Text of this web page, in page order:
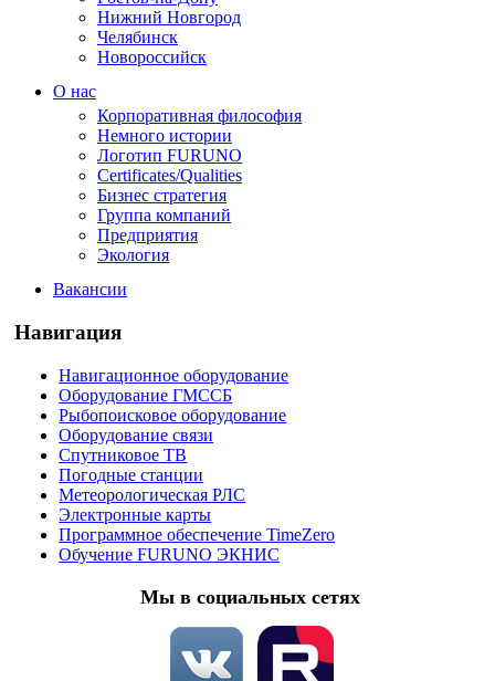
Нижний Новгород
Челябинск
Новороссийск
О нас
Корпоративная философия
Немного истории
Логотип FURUNO
Certificates/Qualities
Бизнес стратегия
Группа компаний
Предприятия
Экология
Вакансии
Навигация
Навигационное оборудование
Оборудование ГМССБ
Рыбопоисковое оборудование
Оборудование связи
Спутниковое ТВ
Погодные станции
Метеорологическая РЛС
Электронные карты
Программное обеспечение TimeZero
Обучение FURUNO ЭКНИС
Мы в социальных сетях